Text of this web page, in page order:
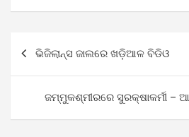
navigation
ଭିଜିଲାନ୍ସ ଜାଲରେ ଖଡ଼ିଆଳ ବିଡିଓ
ଜମ୍ମୁକଶ୍ମୀରରେ ସୁରକ୍ଷାକର୍ମୀ –